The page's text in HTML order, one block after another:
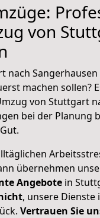
von
nach
machen sollen?
von Stuttgart
bei der Planung
übernehmen
Angebote in
, unsere Dienste
Vertrauen Sie